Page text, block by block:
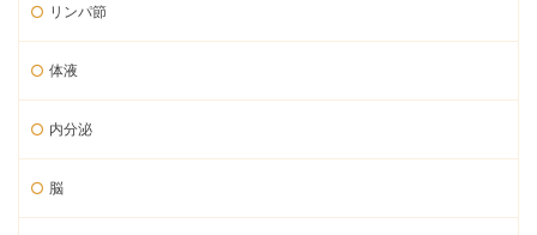
リンパ節
体液
内分泌
脳